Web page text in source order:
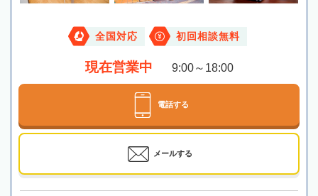
全国対応 初回相談無料
現在営業中 9:00～18:00
電話する
メールする